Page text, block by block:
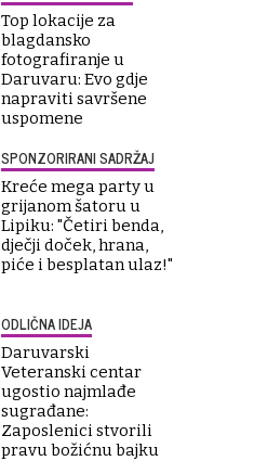
Top lokacije za
blagdansko
fotografiranje u
Daruvaru: Evo gdje
napraviti savršene
uspomene
SPONZORIRANI SADRŽAJ
Kreće mega party u
grijanom šatoru u
Lipiku: "Četiri benda,
dječji doček, hrana,
piće i besplatan ulaz!"
ODLIČNA IDEJA
Daruvarski
Veteranski centar
ugostio najmlađe
sugrađane:
Zaposlenici stvorili
pravu božićnu bajku